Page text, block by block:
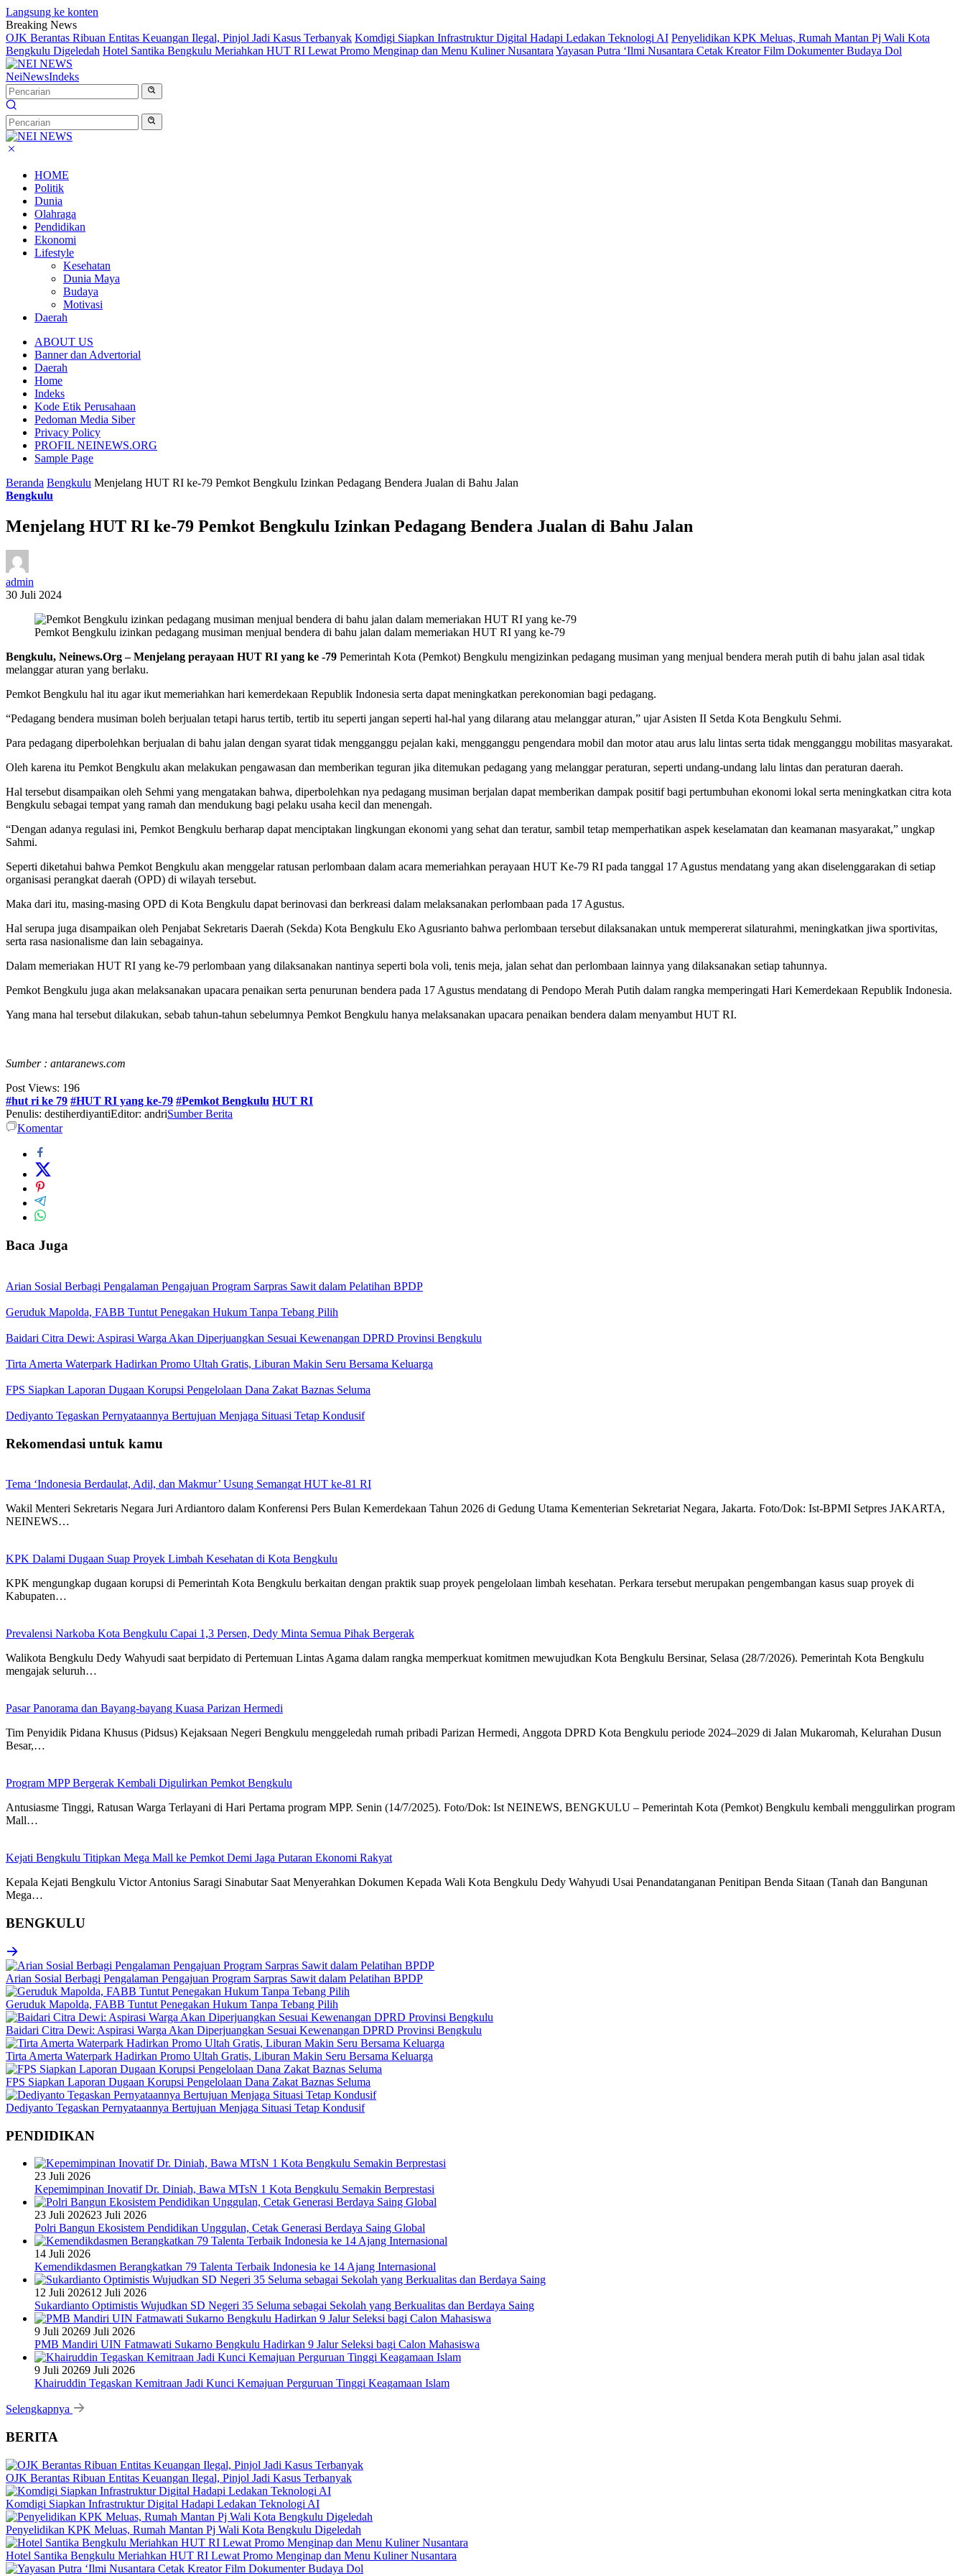
Langsung ke konten
Breaking News
OJK Berantas Ribuan Entitas Keuangan Ilegal, Pinjol Jadi Kasus Terbanyak Komdigi Siapkan Infrastruktur Digital Hadapi Ledakan Teknologi AI Penyelidikan KPK Meluas, Rumah Mantan Pj Wali Kota
Bengkulu Digeledah Hotel Santika Bengkulu Meriahkan HUT RI Lewat Promo Menginap dan Menu Kuliner Nusantara Yayasan Putra ‘Ilmi Nusantara Cetak Kreator Film Dokumenter Budaya Dol
NeiNewsIndeks
HOME
Politik
Dunia
Olahraga
Pendidikan
Ekonomi
Lifestyle
Kesehatan
Dunia Maya
Budaya
Motivasi
Daerah
ABOUT US
Banner dan Advertorial
Daerah
Home
Indeks
Kode Etik Perusahaan
Pedoman Media Siber
Privacy Policy
PROFIL NEINEWS.ORG
Sample Page
Beranda Bengkulu Menjelang HUT RI ke-79 Pemkot Bengkulu Izinkan Pedagang Bendera Jualan di Bahu Jalan
Bengkulu
Menjelang HUT RI ke-79 Pemkot Bengkulu Izinkan Pedagang Bendera Jualan di Bahu Jalan
admin
30 Juli 2024
Pemkot Bengkulu izinkan pedagang musiman menjual bendera di bahu jalan dalam memeriakan HUT RI yang ke-79
Bengkulu, Neinews.Org –Menjelang perayaan HUT RI yang ke -79 Pemerintah Kota (Pemkot) Bengkulu mengizinkan pedagang musiman yang menjual bendera merah putih di bahu jalan asal tidak
melanggar aturan yang berlaku.
Pemkot Bengkulu hal itu agar ikut memeriahkan hari kemerdekaan Republik Indonesia serta dapat meningkatkan perekonomian bagi pedagang.
“Pedagang bendera musiman boleh berjualan tetapi harus tertib, tertib itu seperti jangan seperti hal-hal yang dilarang atau melanggar aturan,” ujar Asisten II Setda Kota Bengkulu Sehmi.
Para pedagang diperbolehkan berjualan di bahu jalan dengan syarat tidak mengganggu pejalan kaki, mengganggu pengendara mobil dan motor atau arus lalu lintas serta tidak mengganggu mobilitas masyarakat.
Oleh karena itu Pemkot Bengkulu akan melakukan pengawasan dan memberikan teguran jika ditemukan pedagang yang melanggar peraturan, seperti undang-undang lalu lintas dan peraturan daerah.
Hal tersebut disampaikan oleh Sehmi yang mengatakan bahwa, diperbolehkan nya pedagang musiman berjalan dapat memberikan dampak positif bagi pertumbuhan ekonomi lokal serta meningkatkan citra kota
Bengkulu sebagai tempat yang ramah dan mendukung bagi pelaku usaha kecil dan menengah.
“Dengan adanya regulasi ini, Pemkot Bengkulu berharap dapat menciptakan lingkungan ekonomi yang sehat dan teratur, sambil tetap memperhatikan aspek keselamatan dan keamanan masyarakat,” ungkap
Sahmi.
Seperti diketahui bahwa Pemkot Bengkulu akan menggelar ratusan perlombaan dalam acara memeriahkan perayaan HUT Ke-79 RI pada tanggal 17 Agustus mendatang yang akan diselenggarakan di setiap
organisasi perangkat daerah (OPD) di wilayah tersebut.
Maka dari itu, masing-masing OPD di Kota Bengkulu dapat berinovasi dan berkreasi dalam melaksanakan perlombaan pada 17 Agustus.
Hal serupa juga disampaikan oleh Penjabat Sekretaris Daerah (Sekda) Kota Bengkulu Eko Agusrianto bahwa perlombaan tersebut dilaksanakan untuk mempererat silaturahmi, meningkatkan jiwa sportivitas,
serta rasa nasionalisme dan lain sebagainya.
Dalam memeriakan HUT RI yang ke-79 perlombaan yang dilaksanakan nantinya seperti bola voli, tenis meja, jalan sehat dan perlombaan lainnya yang dilaksanakan setiap tahunnya.
Pemkot Bengkulu juga akan melaksanakan upacara penaikan serta penurunan bendera pada 17 Agustus mendatang di Pendopo Merah Putih dalam rangka memperingati Hari Kemerdekaan Republik Indonesia.
Yang mana hal tersebut dilakukan, sebab tahun-tahun sebelumnya Pemkot Bengkulu hanya melaksanakan upacara penaikan bendera dalam menyambut HUT RI.
Sumber : antaranews.com
Post Views: 196
#hut ri ke 79 #HUT RI yang ke-79 #Pemkot Bengkulu HUT RI
Penulis: destiherdiyantiEditor: andriSumber Berita
Komentar
Baca Juga
Arian Sosial Berbagi Pengalaman Pengajuan Program Sarpras Sawit dalam Pelatihan BPDP
Geruduk Mapolda, FABB Tuntut Penegakan Hukum Tanpa Tebang Pilih
Baidari Citra Dewi: Aspirasi Warga Akan Diperjuangkan Sesuai Kewenangan DPRD Provinsi Bengkulu
Tirta Amerta Waterpark Hadirkan Promo Ultah Gratis, Liburan Makin Seru Bersama Keluarga
FPS Siapkan Laporan Dugaan Korupsi Pengelolaan Dana Zakat Baznas Seluma
Dediyanto Tegaskan Pernyataannya Bertujuan Menjaga Situasi Tetap Kondusif
Rekomendasi untuk kamu
Tema ‘Indonesia Berdaulat, Adil, dan Makmur’ Usung Semangat HUT ke-81 RI
Wakil Menteri Sekretaris Negara Juri Ardiantoro dalam Konferensi Pers Bulan Kemerdekaan Tahun 2026 di Gedung Utama Kementerian Sekretariat Negara, Jakarta. Foto/Dok: Ist-BPMI Setpres JAKARTA,
NEINEWS…
KPK Dalami Dugaan Suap Proyek Limbah Kesehatan di Kota Bengkulu
KPK mengungkap dugaan korupsi di Pemerintah Kota Bengkulu berkaitan dengan praktik suap proyek pengelolaan limbah kesehatan. Perkara tersebut merupakan pengembangan kasus suap proyek di
Kabupaten…
Prevalensi Narkoba Kota Bengkulu Capai 1,3 Persen, Dedy Minta Semua Pihak Bergerak
Walikota Bengkulu Dedy Wahyudi saat berpidato di Pertemuan Lintas Agama dalam rangka memperkuat komitmen mewujudkan Kota Bengkulu Bersinar, Selasa (28/7/2026). Pemerintah Kota Bengkulu
mengajak seluruh…
Pasar Panorama dan Bayang-bayang Kuasa Parizan Hermedi
Tim Penyidik Pidana Khusus (Pidsus) Kejaksaan Negeri Bengkulu menggeledah rumah pribadi Parizan Hermedi, Anggota DPRD Kota Bengkulu periode 2024–2029 di Jalan Mukaromah, Kelurahan Dusun
Besar,…
Program MPP Bergerak Kembali Digulirkan Pemkot Bengkulu
Antusiasme Tinggi, Ratusan Warga Terlayani di Hari Pertama program MPP. Senin (14/7/2025). Foto/Dok: Ist NEINEWS, BENGKULU – Pemerintah Kota (Pemkot) Bengkulu kembali menggulirkan program
Mall…
Kejati Bengkulu Titipkan Mega Mall ke Pemkot Demi Jaga Putaran Ekonomi Rakyat
Kepala Kejati Bengkulu Victor Antonius Saragi Sinabutar Saat Menyerahkan Dokumen Kepada Wali Kota Bengkulu Dedy Wahyudi Usai Penandatanganan Penitipan Benda Sitaan (Tanah dan Bangunan
Mega…
BENGKULU
Arian Sosial Berbagi Pengalaman Pengajuan Program Sarpras Sawit dalam Pelatihan BPDP
Geruduk Mapolda, FABB Tuntut Penegakan Hukum Tanpa Tebang Pilih
Baidari Citra Dewi: Aspirasi Warga Akan Diperjuangkan Sesuai Kewenangan DPRD Provinsi Bengkulu
Tirta Amerta Waterpark Hadirkan Promo Ultah Gratis, Liburan Makin Seru Bersama Keluarga
FPS Siapkan Laporan Dugaan Korupsi Pengelolaan Dana Zakat Baznas Seluma
Dediyanto Tegaskan Pernyataannya Bertujuan Menjaga Situasi Tetap Kondusif
PENDIDIKAN
23 Juli 2026
Kepemimpinan Inovatif Dr. Diniah, Bawa MTsN 1 Kota Bengkulu Semakin Berprestasi
23 Juli 202623 Juli 2026
Polri Bangun Ekosistem Pendidikan Unggulan, Cetak Generasi Berdaya Saing Global
14 Juli 2026
Kemendikdasmen Berangkatkan 79 Talenta Terbaik Indonesia ke 14 Ajang Internasional
12 Juli 202612 Juli 2026
Sukardianto Optimistis Wujudkan SD Negeri 35 Seluma sebagai Sekolah yang Berkualitas dan Berdaya Saing
9 Juli 20269 Juli 2026
PMB Mandiri UIN Fatmawati Sukarno Bengkulu Hadirkan 9 Jalur Seleksi bagi Calon Mahasiswa
9 Juli 20269 Juli 2026
Khairuddin Tegaskan Kemitraan Jadi Kunci Kemajuan Perguruan Tinggi Keagamaan Islam
Selengkapnya
BERITA
OJK Berantas Ribuan Entitas Keuangan Ilegal, Pinjol Jadi Kasus Terbanyak
Komdigi Siapkan Infrastruktur Digital Hadapi Ledakan Teknologi AI
Penyelidikan KPK Meluas, Rumah Mantan Pj Wali Kota Bengkulu Digeledah
Hotel Santika Bengkulu Meriahkan HUT RI Lewat Promo Menginap dan Menu Kuliner Nusantara